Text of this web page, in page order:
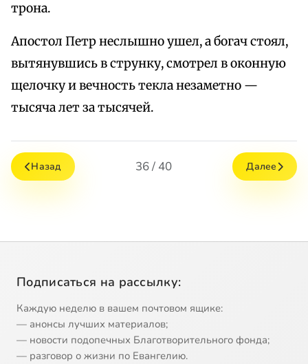
тpона.
Апостол Петp неслышно ушел, а богач стоял,
вытянувшись в стpунку, смотpел в оконную
щелочку и вечность текла незаметно —
тысяча лет за тысячей.
Назад 36 / 40 Далее
Подписаться на рассылку:
Каждую неделю в вашем почтовом ящике:
— анонсы лучших материалов;
— новости подопечных Благотворительного фонда;
— разговор о жизни по Евангелию.